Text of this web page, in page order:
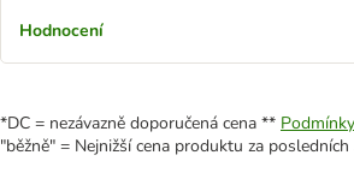
Hodnocení
*DC = nezávazně doporučená cena **
"běžně" = Nejnižší cena produktu za